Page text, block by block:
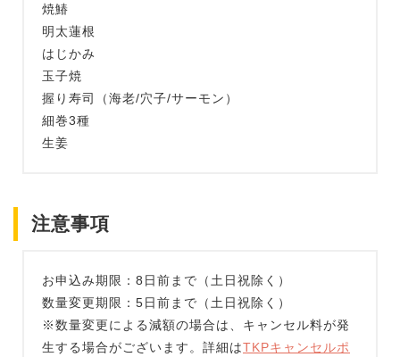
焼鰆
明太蓮根
はじかみ
玉子焼
握り寿司（海老/穴子/サーモン）
細巻3種
生姜
注意事項
お申込み期限：8日前まで（土日祝除く）
数量変更期限：5日前まで（土日祝除く）
※数量変更による減額の場合は、キャンセル料が発
生する場合がございます。詳細はTKPキャンセルポ